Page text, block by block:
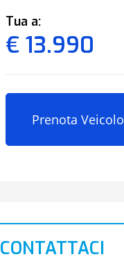
Tua a:
€ 13.990
Prenota Veicolo
CONTATTACI